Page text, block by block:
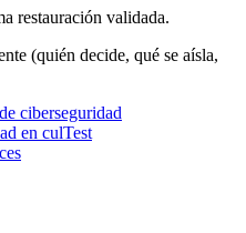
restauración validada.
(quién decide, qué se aísla,
ciberseguridad
en culTest